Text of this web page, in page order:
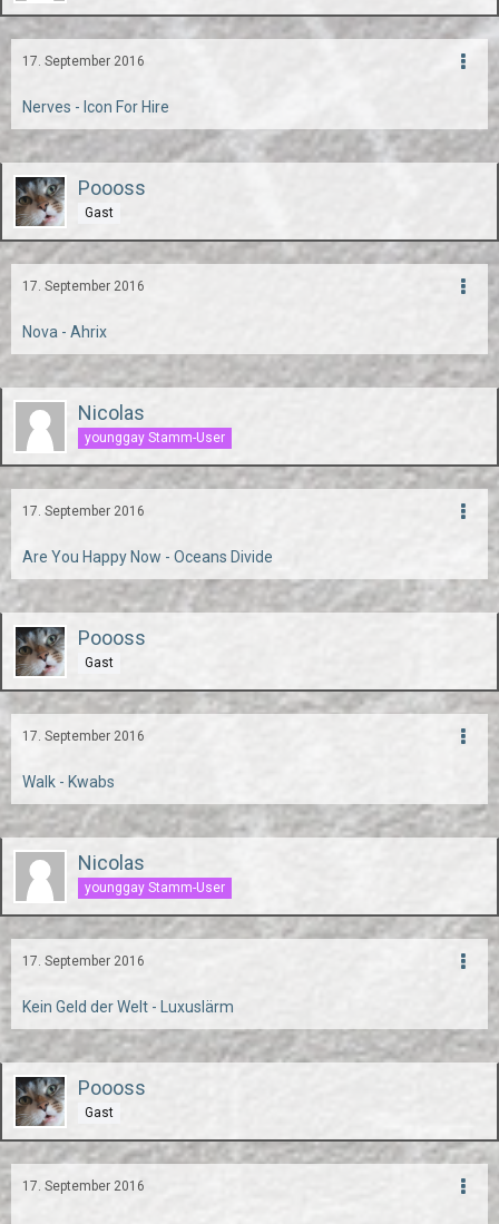
17. September 2016
Nerves - Icon For Hire
Poooss
Gast
17. September 2016
Nova - Ahrix
Nicolas
younggay Stamm-User
17. September 2016
Are You Happy Now - Oceans Divide
Poooss
Gast
17. September 2016
Walk - Kwabs
Nicolas
younggay Stamm-User
17. September 2016
Kein Geld der Welt - Luxuslärm
Poooss
Gast
17. September 2016